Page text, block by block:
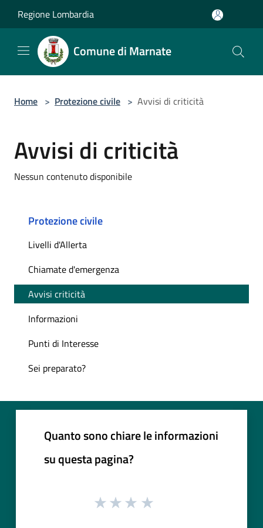
Regione Lombardia
Comune di Marnate
Home > Protezione civile > Avvisi di criticità
Avvisi di criticità
Nessun contenuto disponibile
Protezione civile
Livelli d'Allerta
Chiamate d'emergenza
Avvisi criticità
Informazioni
Punti di Interesse
Sei preparato?
Quanto sono chiare le informazioni
su questa pagina?